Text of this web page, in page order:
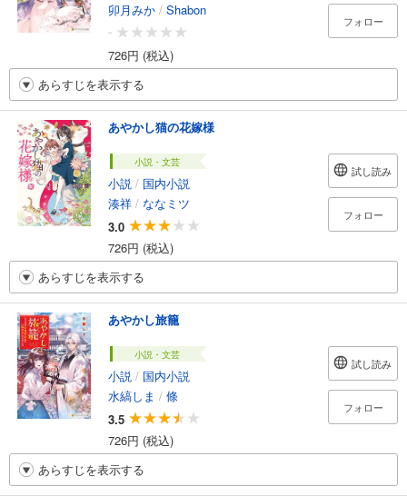
卯月みか / Shabon
-
726円 (税込)
フォロー
あらすじを表示する
あやかし猫の花嫁様
小説・文芸
小説 / 国内小説
湊祥 / ななミツ
3.0
726円 (税込)
試し読み
フォロー
あらすじを表示する
あやかし旅籠
小説・文芸
小説 / 国内小説
水縞しま / 條
3.5
726円 (税込)
試し読み
フォロー
あらすじを表示する